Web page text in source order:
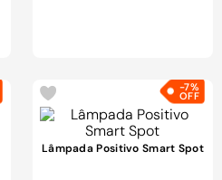
-7%
Lâmpada Positivo Smart Spot